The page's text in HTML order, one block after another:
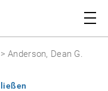
> Anderson, Dean G.